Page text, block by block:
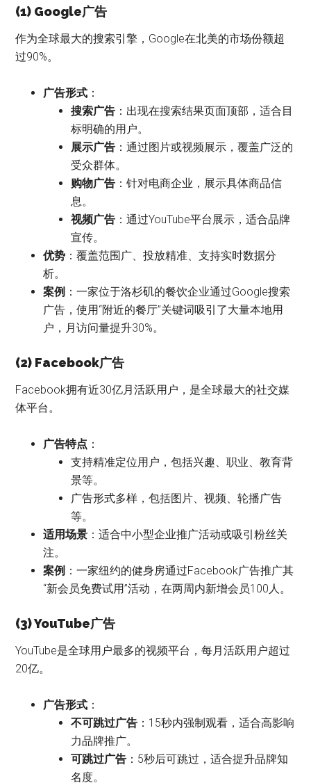
(1) Google广告
作为全球最大的搜索引擎，Google在北美的市场份额超
过90%。
广告形式 ：
搜索广告 ：出现在搜索结果页面顶部，适合目
标明确的用户。
展示广告 ：通过图片或视频展示，覆盖广泛的
受众群体。
购物广告 ：针对电商企业，展示具体商品信
息。
视频广告 ：通过YouTube平台展示，适合品牌
宣传。
优势 ：覆盖范围广、投放精准、支持实时数据分
析。
案例 ：一家位于洛杉矶的餐饮企业通过Google搜索
广告，使用“附近的餐厅”关键词吸引了大量本地用
户，月访问量提升30%。
(2) Facebook广告
Facebook拥有近30亿月活跃用户，是全球最大的社交媒
体平台。
广告特点 ：
支持精准定位用户，包括兴趣、职业、教育背
景等。
广告形式多样，包括图片、视频、轮播广告
等。
适用场景 ：适合中小型企业推广活动或吸引粉丝关
注。
案例 ：一家纽约的健身房通过Facebook广告推广其
“新会员免费试用”活动，在两周内新增会员100人。
(3) YouTube广告
YouTube是全球用户最多的视频平台，每月活跃用户超过
20亿。
广告形式 ：
不可跳过广告 ：15秒内强制观看，适合高影响
力品牌推广。
可跳过广告 ：5秒后可跳过，适合提升品牌知
名度。